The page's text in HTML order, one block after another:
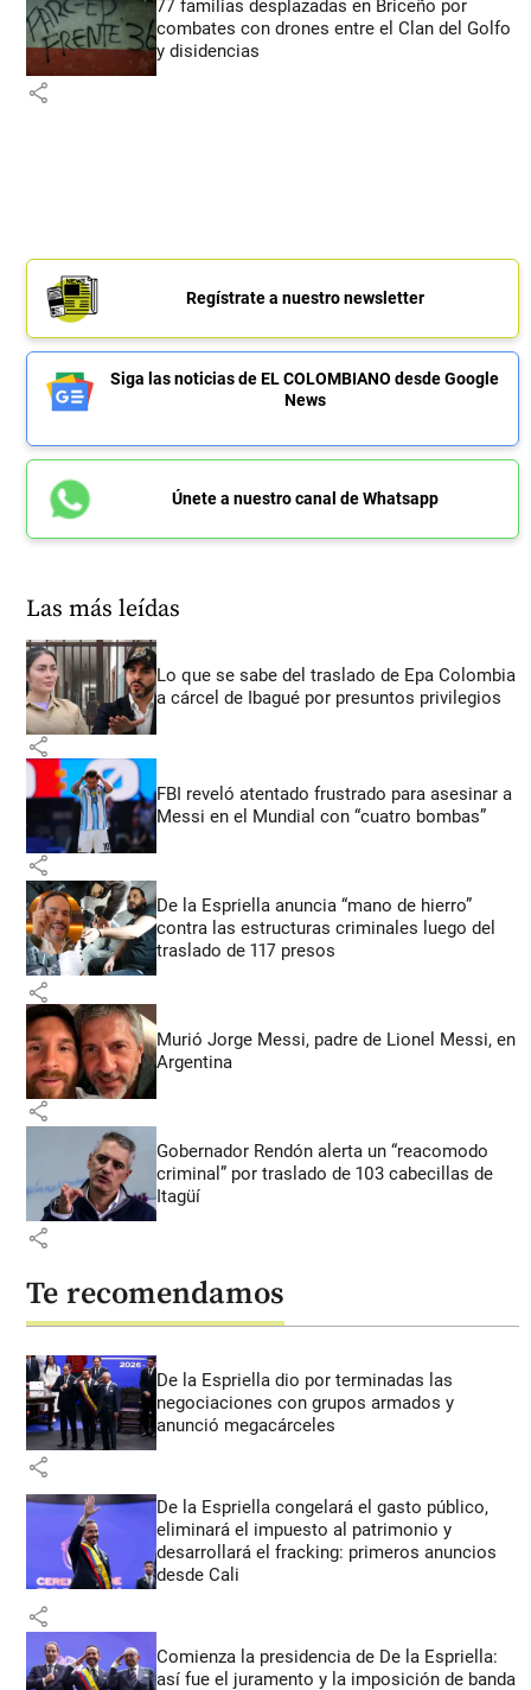
77 familias desplazadas en Briceño por
combates con drones entre el Clan del Golfo
y disidencias
share
Regístrate a nuestro newsletter
Siga las noticias de EL COLOMBIANO desde Google
News
Únete a nuestro canal de Whatsapp
Las más leídas
Lo que se sabe del traslado de Epa Colombia
a cárcel de Ibagué por presuntos privilegios
share
FBI reveló atentado frustrado para asesinar a
Messi en el Mundial con “cuatro bombas”
share
De la Espriella anuncia “mano de hierro”
contra las estructuras criminales luego del
traslado de 117 presos
share
Murió Jorge Messi, padre de Lionel Messi, en
Argentina
share
Gobernador Rendón alerta un “reacomodo
criminal” por traslado de 103 cabecillas de
Itagüí
share
Te recomendamos
De la Espriella dio por terminadas las
negociaciones con grupos armados y
anunció megacárceles
share
De la Espriella congelará el gasto público,
eliminará el impuesto al patrimonio y
desarrollará el fracking: primeros anuncios
desde Cali
share
Comienza la presidencia de De la Espriella:
así fue el juramento y la imposición de banda